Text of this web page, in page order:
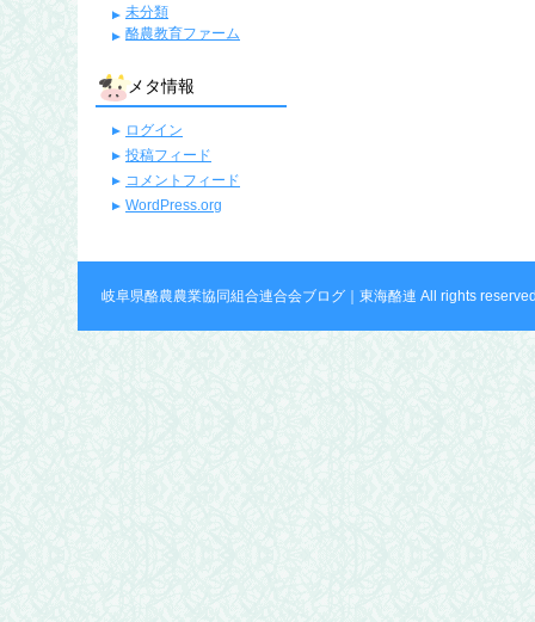
未分類
酪農教育ファーム
メタ情報
ログイン
投稿フィード
コメントフィード
WordPress.org
岐阜県酪農農業協同組合連合会ブログ｜東海酪連 All rights